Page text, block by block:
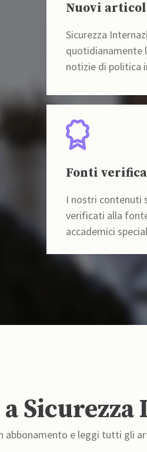
Nuovi
Sicurezza
quotidianamente
notizie di politica
Fonti
I nostri contenuti
verificati alla
accademici
abbonamento e leggi tutti gli